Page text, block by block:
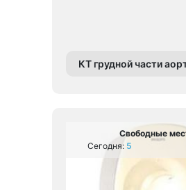
КТ грудной части
Свободные
Сегодня: 5